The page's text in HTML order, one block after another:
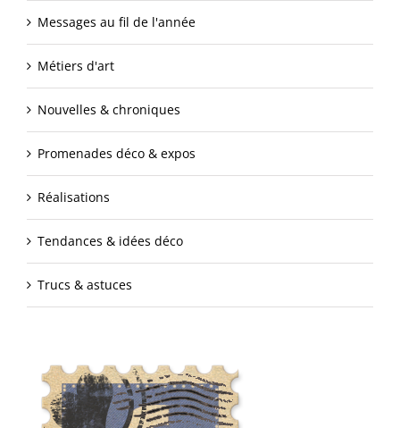
Messages au fil de l'année
Métiers d'art
Nouvelles & chroniques
Promenades déco & expos
Réalisations
Tendances & idées déco
Trucs & astuces